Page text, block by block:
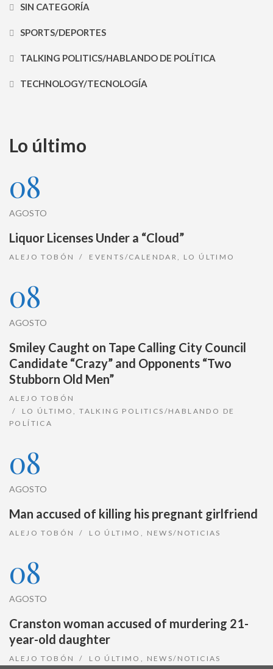
SIN CATEGORÍA
SPORTS/DEPORTES
TALKING POLITICS/HABLANDO DE POLÍTICA
TECHNOLOGY/TECNOLOGÍA
Lo último
08
AGOSTO
Liquor Licenses Under a “Cloud”
ALEJO TOBÓN EVENTS/CALENDAR LO ÚLTIMO
08
AGOSTO
Smiley Caught on Tape Calling City Council
Candidate “Crazy” and Opponents “Two
Stubborn Old Men”
ALEJO TOBÓN
LO ÚLTIMO
,TALKING POLITICS/HABLANDO DE
POLÍTICA
08
AGOSTO
Man accused of killing his pregnant girlfriend
ALEJO TOBÓN LO ÚLTIMO NEWS/NOTICIAS
08
AGOSTO
Cranston woman accused of murdering 21-
year-old daughter
ALEJO TOBÓN LO ÚLTIMO NEWS/NOTICIAS